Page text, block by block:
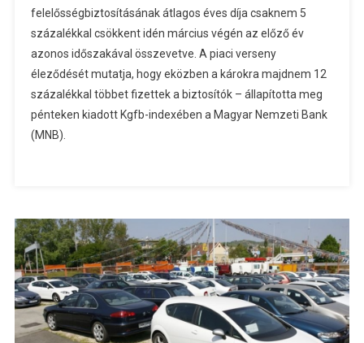
felelősségbiztosításának átlagos éves díja csaknem 5
százalékkal csökkent idén március végén az előző év
azonos időszakával összevetve. A piaci verseny
éleződését mutatja, hogy eközben a károkra majdnem 12
százalékkal többet fizettek a biztosítók – állapította meg
pénteken kiadott Kgfb-indexében a Magyar Nemzeti Bank
(MNB).